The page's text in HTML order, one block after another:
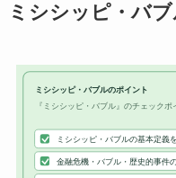
ミシシッピ・バ
ミシシッピ・バブルのポイント
『ミシシッピ・バブル』のチェックポ
ミシシッピ・バブルの基本定義
金融危機・バブル・歴史的事件